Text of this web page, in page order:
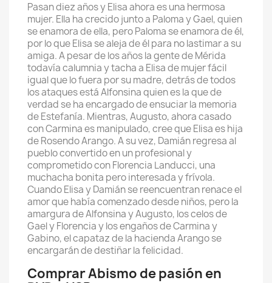
Pasan diez años y Elisa ahora es una hermosa
mujer. Ella ha crecido junto a Paloma y Gael, quien
se enamora de ella, pero Paloma se enamora de él,
por lo que Elisa se aleja de él para no lastimar a su
amiga. A pesar de los años la gente de Mérida
todavía calumnia y tacha a Elisa de mujer fácil
igual que lo fuera por su madre, detrás de todos
los ataques está Alfonsina quien es la que de
verdad se ha encargado de ensuciar la memoria
de Estefanía. Mientras, Augusto, ahora casado
con Carmina es manipulado, cree que Elisa es hija
de Rosendo Arango. A su vez, Damián regresa al
pueblo convertido en un profesional y
comprometido con Florencia Landucci, una
muchacha bonita pero interesada y frívola.
Cuando Elisa y Damián se reencuentran renace el
amor que había comenzado desde niños, pero la
amargura de Alfonsina y Augusto, los celos de
Gael y Florencia y los engaños de Carmina y
Gabino, el capataz de la hacienda Arango se
encargarán de destiñar la felicidad.
Comprar Abismo de pasión en